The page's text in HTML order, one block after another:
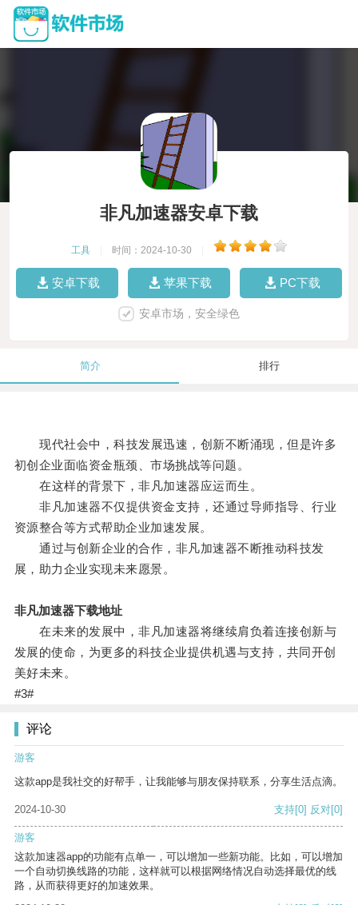
非凡加速器安卓下载
工具 时间：2024-10-30
安卓下载 苹果下载 PC下载
安卓市场，安全绿色
简介 排行
现代社会中，科技发展迅速，创新不断涌现，但是许多
初创企业面临资金瓶颈、市场挑战等问题。
在这样的背景下，非凡加速器应运而生。
非凡加速器不仅提供资金支持，还通过导师指导、行业
资源整合等方式帮助企业加速发展。
通过与创新企业的合作，非凡加速器不断推动科技发
展，助力企业实现未来愿景。
非凡加速器下载地址
在未来的发展中，非凡加速器将继续肩负着连接创新与
发展的使命，为更多的科技企业提供机遇与支持，共同开创
美好未来。
#3#
评论
游客
这款app是我社交的好帮手，让我能够与朋友保持联系，分享生活点滴。
2024-10-30 支持[0] 反对[0]
游客
这款加速器app的功能有点单一，可以增加一些新功能。比如，可以增加
一个自动切换线路的功能，这样就可以根据网络情况自动选择最优的线
路，从而获得更好的加速效果。